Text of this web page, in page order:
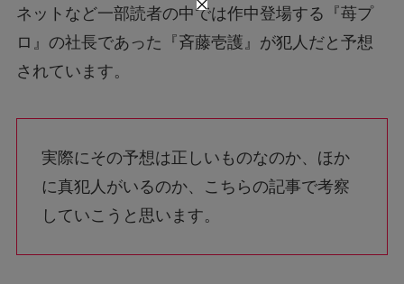
ネットなど一部読者の中では作中登場する『苺プ
ロ』の社長であった『斉藤壱護』が犯人だと予想
されています。
実際にその予想は正しいものなのか、ほか
に真犯人がいるのか、こちらの記事で考察
していこうと思います。